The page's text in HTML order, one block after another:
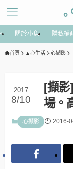
｡
關於小魚 隱私權
首頁 ▲心生活 心擷影
[擷
場。
2017
8/10
心擷影 2016-